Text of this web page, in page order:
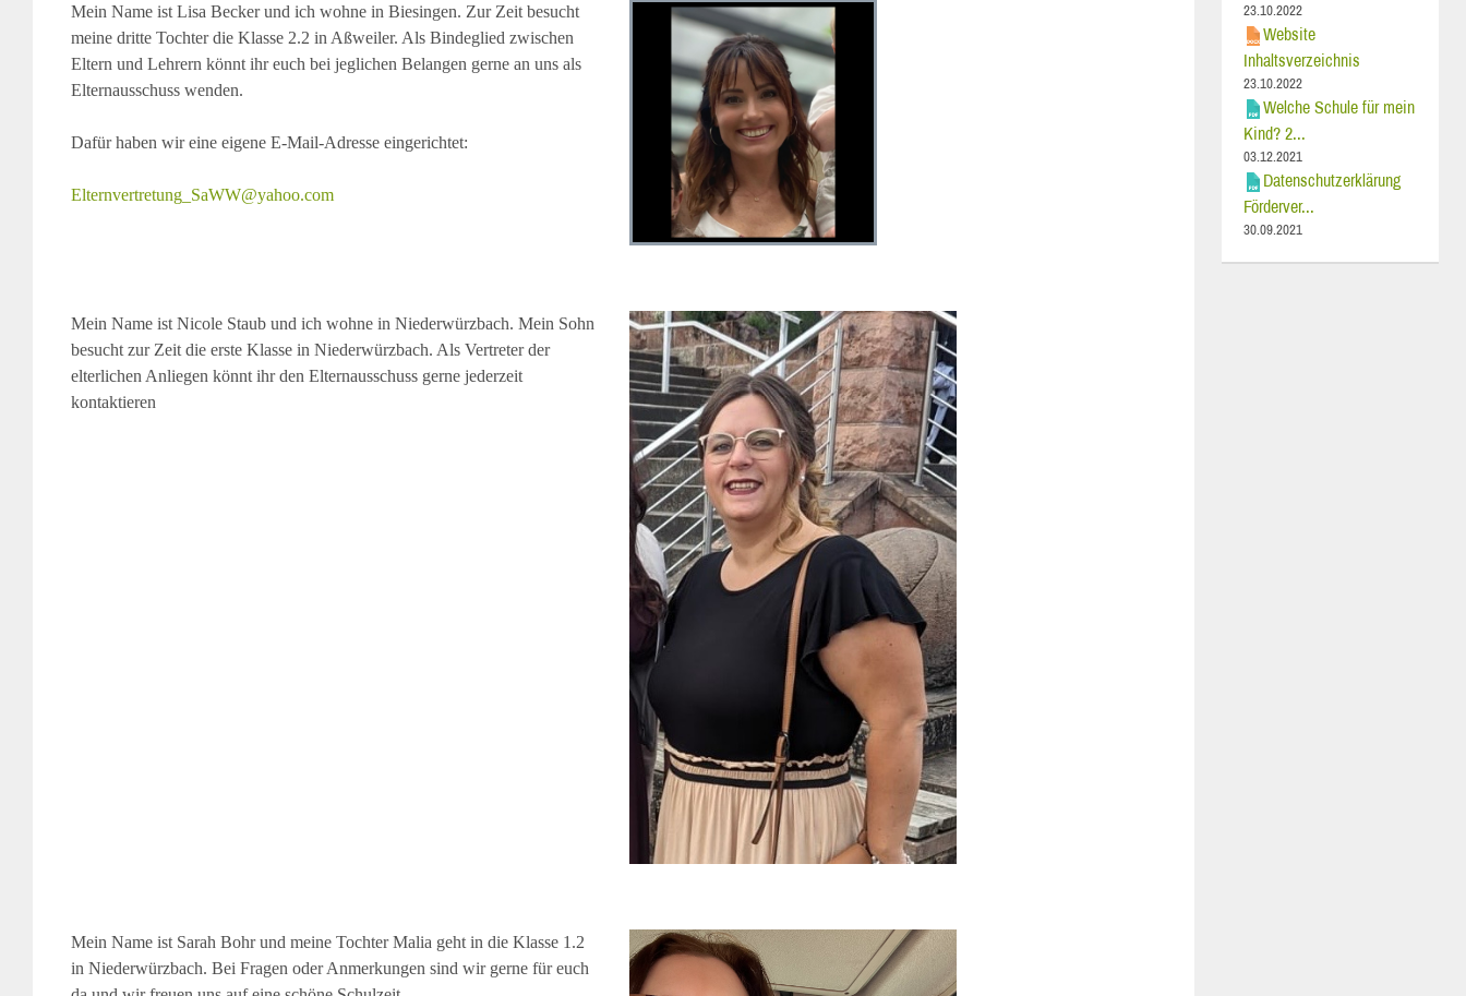
Mein Name ist Lisa Becker und ich wohne in Biesingen. Zur Zeit besucht
meine dritte Tochter die Klasse 2.2 in Aßweiler. Als Bindeglied zwischen
Eltern und Lehrern könnt ihr euch bei jeglichen Belangen gerne an uns als
Elternausschuss wenden.
Dafür haben wir eine eigene E-Mail-Adresse eingerichtet:
Elternvertretung_SaWW@yahoo.com
Mein Name ist Nicole Staub und ich wohne in Niederwürzbach. Mein Sohn
besucht zur Zeit die erste Klasse in Niederwürzbach. Als Vertreter der
elterlichen Anliegen könnt ihr den Elternausschuss gerne jederzeit
kontaktieren
Mein Name ist Sarah Bohr und meine Tochter Malia geht in die Klasse 1.2
in Niederwürzbach. Bei Fragen oder Anmerkungen sind wir gerne für euch
23.10.2022
Website
Inhaltsverzeichnis
23.10.2022
Welche Schule für mein
Kind? 2...
03.12.2021
Datenschutzerklärung
Förderver...
30.09.2021